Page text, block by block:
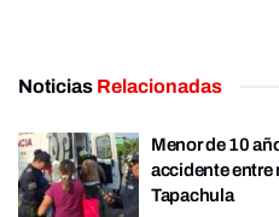
Noticias Relacionadas
Menor de 10
accidente entre
Tapachula